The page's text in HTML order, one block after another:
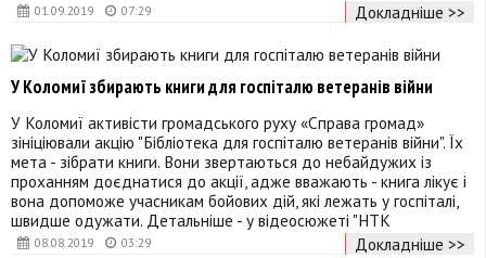
01.09.2019 07:29
Докладніше >>
08.08.2019 03:29
У Коломиї збирають книги для госпіталю ветеранів війни
У Коломиї активісти громадського руху «Справа громад»
зініціювали акцію "Бібліотека для госпіталю ветеранів війни". Їх
мета - зібрати книги. Вони звертаються до небайдужих із
проханням доєднатися до акції, адже вважають - книга лікує і
вона допоможе учасникам бойових дій, які лежать у госпіталі,
швидше одужати. Детальніше - у відеосюжеті "НТК
Докладніше >>